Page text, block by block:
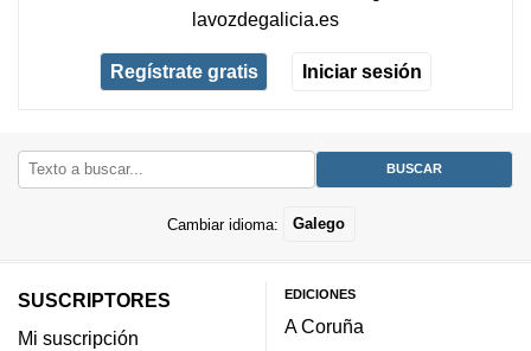
lavozdegalicia.es
Regístrate gratis Iniciar sesión
Cambiar idioma: Galego
SUSCRIPTORES
Mi suscripción
EDICIONES
A Coruña